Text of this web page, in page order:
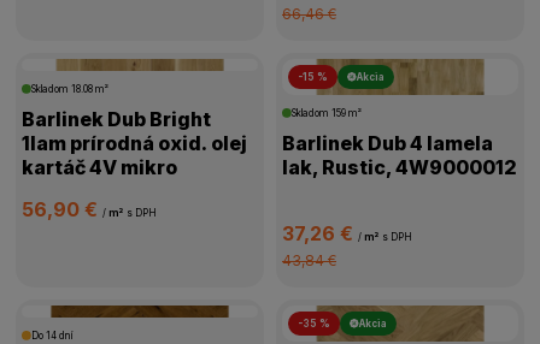
66,46 €
Skladom18.08 m²
Barlinek Dub Bright
1lam prírodná oxid. olej
kartáč 4V mikro
56,90 €/ m² s DPH
-15 % Akcia
Skladom 159 m²
Barlinek Dub 4 lamela
lak, Rustic, 4W9000012
37,26 € / m² s DPH
43,84 €
Do 14 dní
-35 % Akcia